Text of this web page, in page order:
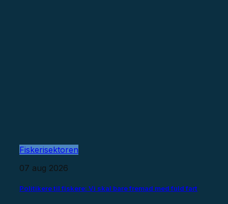
Fiskerisektoren
07 aug 2026
Politikere til fiskere: Vi skal bare fremad med fuld fart